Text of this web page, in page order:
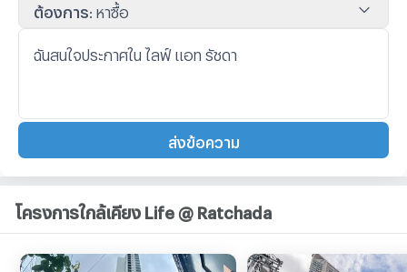
ต้องการ: หาซื้อ
ส่งข้อความ
โครงการใกล้เคียง Life @ Ratchada